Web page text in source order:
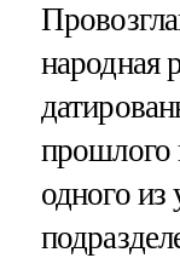
народная
прошлого
одного из